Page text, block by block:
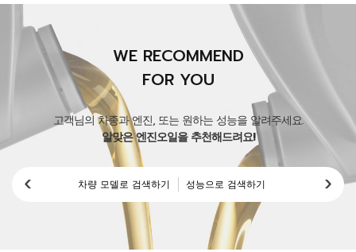
WE RECOMMEND
FOR YOU
고객님의 차종과 엔진, 또는 원하는 성능을 알려주세요.
알맞은 엔진오일을 추천해드려요!
차량 모델로 검색하기 성능으로 검색하기